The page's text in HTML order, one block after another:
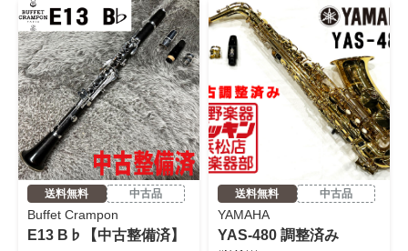
送料無料 中古品
Buffet Crampon
E13 B♭【中古整備済】
送料無料 中古品
YAMAHA
YAS-480 調整済み